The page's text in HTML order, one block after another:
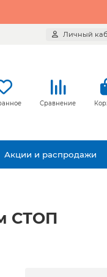
Личный
Сравнение
Акции и распродажи
СТОП